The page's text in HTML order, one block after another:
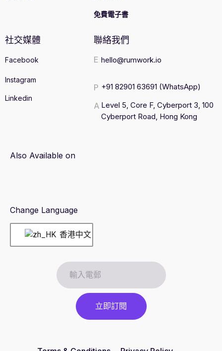
免費電子書
社交媒體
Facebook
Instagram
Linkedin
聯絡我們
E hello@rumwork.io
P +91 82901 63691 (WhatsApp)
A Level 5, Core F, Cyberport 3, 100
Cyberport Road, Hong Kong
Also Available on
Change Language
香港中文